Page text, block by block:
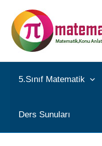
atla
5.Sınıf Matematik
Ders Sunuları